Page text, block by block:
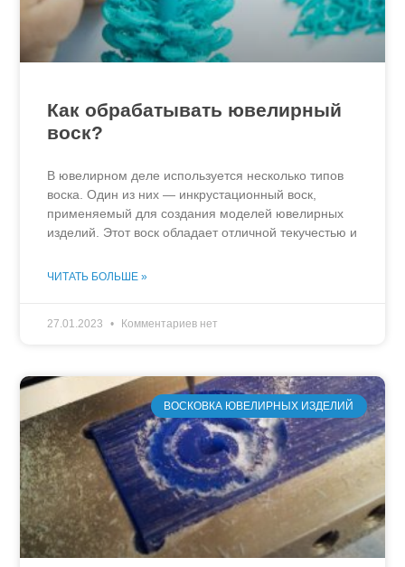
Как обрабатывать ювелирный
воск?
В ювелирном деле используется несколько типов
воска. Один из них — инкрустационный воск,
применяемый для создания моделей ювелирных
изделий. Этот воск обладает отличной текучестью и
ЧИТАТЬ БОЛЬШЕ »
27.01.2023 Комментариев нет
ВОСКОВКА ЮВЕЛИРНЫХ ИЗДЕЛИЙ